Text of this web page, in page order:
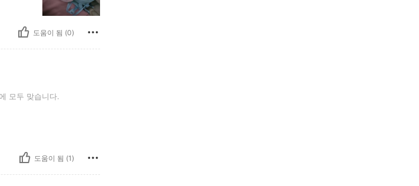
도움이 됨 (0)
다.모두 맞습니다.
도움이 됨 (1)